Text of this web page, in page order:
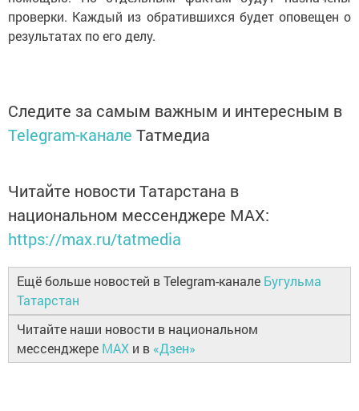
проверки. Каждый из обратившихся будет оповещен о
результатах по его делу.
Следите за самым важным и интересным в
Telegram-канале Татмедиа
Читайте новости Татарстана в
национальном мессенджере MАХ:
https://max.ru/tatmedia
Ещё больше новостей в Telegram-канале Бугульма
Татарстан
Читайте наши новости в национальном
мессенджере MAX и в «Дзен»